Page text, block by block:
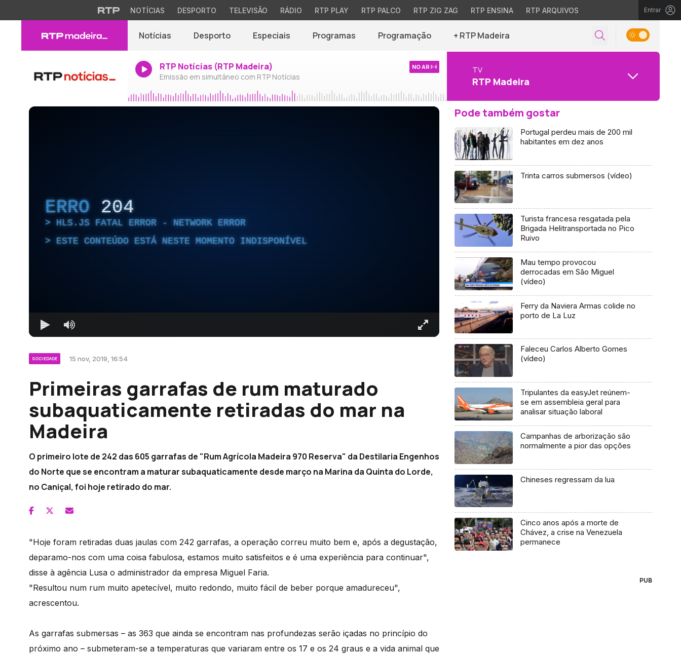
NOTÍCIAS DESPORTO TELEVISÃO RÁDIO RTP PLAY RTP PALCO RTP ZIG ZAG RTP ENSINA RTP ARQUIVOS Entrar
Notícias Desporto Especiais Programas Programação + RTP Madeira
RTP Notícias (RTP Madeira)
Emissão em simultâneo com RTP Notícias
NO AR TV
RTP Madeira
ERRO 204
HLS.JS FATAL ERROR - NETWORK ERROR
ESTE CONTEÚDO ESTÁ NESTE MOMENTO INDISPONÍVEL
SOCIEDADE 15 nov, 2019, 16:54
Primeiras garrafas de rum maturado
subaquaticamente retiradas do mar na
Madeira
O primeiro lote de 242 das 605 garrafas de "Rum Agrícola Madeira 970 Reserva" da Destilaria Engenhos
do Norte que se encontram a maturar subaquaticamente desde março na Marina da Quinta do Lorde,
no Caniçal, foi hoje retirado do mar.
"Hoje foram retiradas duas jaulas com 242 garrafas, a operação correu muito bem e, após a degustação,
deparamo-nos com uma coisa fabulosa, estamos muito satisfeitos e é uma experiência para continuar",
disse à agência Lusa o administrador da empresa Miguel Faria.
"Resultou num rum muito apetecível, muito redondo, muito fácil de beber porque amadureceu",
acrescentou.
As garrafas submersas – as 363 que ainda se encontram nas profundezas serão içadas no princípio do
próximo ano – submeteram-se a temperaturas que variaram entre os 17 e os 24 graus e a vida animal que
Pode também gostar
Portugal perdeu mais de 200 mil
habitantes em dez anos
Trinta carros submersos (vídeo)
Turista francesa resgatada pela
Brigada Helitransportada no Pico
Ruivo
Mau tempo provocou
derrocadas em São Miguel
(vídeo)
Ferry da Naviera Armas colide no
porto de La Luz
Faleceu Carlos Alberto Gomes
(vídeo)
Tripulantes da easyJet reúnem-
se em assembleia geral para
analisar situação laboral
Campanhas de arborização são
normalmente a pior das opções
Chineses regressam da lua
Cinco anos após a morte de
Chávez, a crise na Venezuela
permanece
PUB